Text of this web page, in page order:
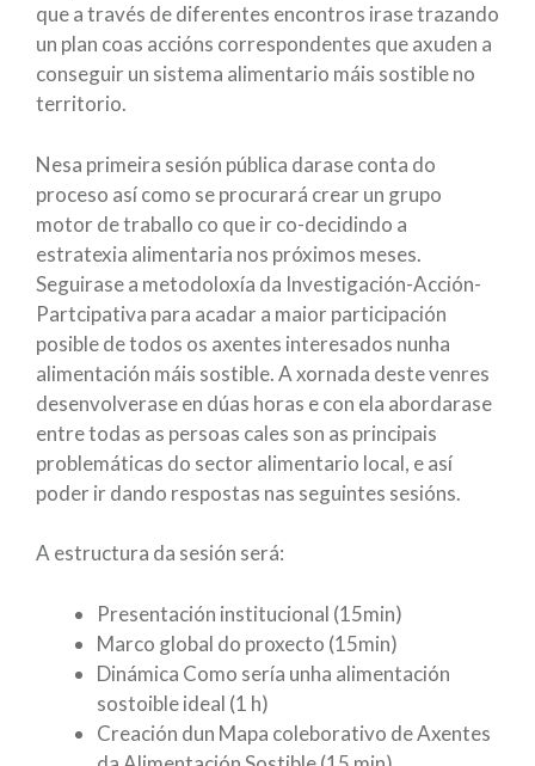
que a través de diferentes encontros irase trazando
un plan coas accións correspondentes que axuden a
conseguir un sistema alimentario máis sostible no
territorio.
Nesa primeira sesión pública darase conta do
proceso así como se procurará crear un grupo
motor de traballo co que ir co-decidindo a
estratexia alimentaria nos próximos meses.
Seguirase a metodoloxía da Investigación-Acción-
Partcipativa para acadar a maior participación
posible de todos os axentes interesados nunha
alimentación máis sostible. A xornada deste venres
desenvolverase en dúas horas e con ela abordarase
entre todas as persoas cales son as principais
problemáticas do sector alimentario local, e así
poder ir dando respostas nas seguintes sesións.
A estructura da sesión será:
Presentación institucional (15min)
Marco global do proxecto (15min)
Dinámica Como sería unha alimentación
sostoible ideal (1 h)
Creación dun Mapa coleborativo de Axentes